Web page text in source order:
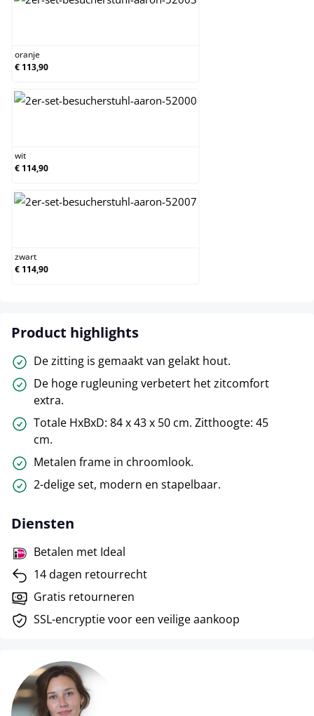
oranje
€ 113,90
wit
€ 114,90
zwart
€ 114,90
Product highlights
De zitting is gemaakt van gelakt hout.
De hoge rugleuning verbetert het zitcomfort
extra.
Totale HxBxD: 84 x 43 x 50 cm. Zitthoogte: 45
cm.
Metalen frame in chroomlook.
2-delige set, modern en stapelbaar.
Diensten
Betalen met Ideal
14 dagen retourrecht
Gratis retourneren
SSL-encryptie voor een veilige aankoop